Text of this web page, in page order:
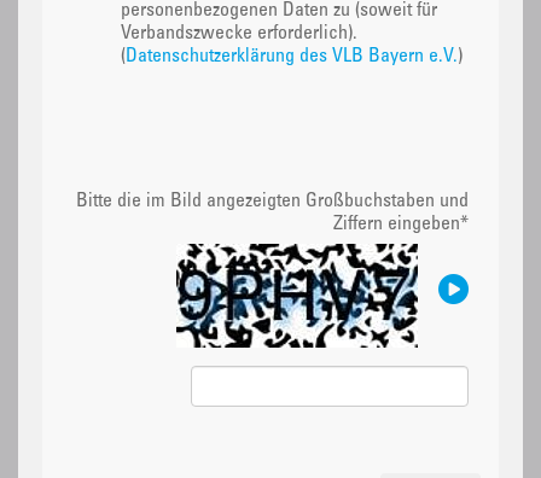
personenbezogenen Daten zu (soweit für
Verbandszwecke erforderlich).
(Datenschutzerklärung des VLB Bayern e.V.)
Bitte die im Bild angezeigten Großbuchstaben und
Ziffern eingeben*